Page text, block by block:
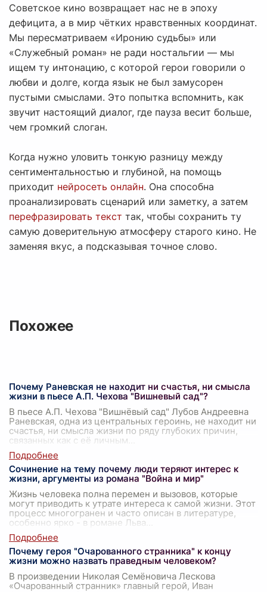
Советское кино возвращает нас не в эпоху
дефицита, а в мир чётких нравственных координат.
Мы пересматриваем «Иронию судьбы» или
«Служебный роман» не ради ностальгии — мы
ищем ту интонацию, с которой герои говорили о
любви и долге, когда язык не был замусорен
пустыми смыслами. Это попытка вспомнить, как
звучит настоящий диалог, где пауза весит больше,
чем громкий слоган.
Когда нужно уловить тонкую разницу между
сентиментальностью и глубиной, на помощь
приходит нейросеть онлайн. Она способна
проанализировать сценарий или заметку, а затем
перефразировать текст так, чтобы сохранить ту
самую доверительную атмосферу старого кино. Не
заменяя вкус, а подсказывая точное слово.
Похожее
Почему Раневская не находит ни счастья, ни смысла
жизни в пьесе А.П. Чехова "Вишневый сад"?
В пьесе А.П. Чехова "Вишнёвый сад" Лубов Андреевна
Раневская, одна из центральных героинь, не находит ни
счастья, ни смысла жизни по ряду глубоких причин,
связанных как с её личным
Сочинение на тему почему люди теряют интерес к
жизни, аргументы из романа "Война и мир"
Жизнь человека полна перемен и вызовов, которые
могут приводить к утрате интереса к самой жизни. Этот
процесс многогранен и часто описан в литературе,
особенно ярко - в романе Льва
Почему героя "Очарованного странника" к концу
жизни можно назвать праведным человеком?
В произведении Николая Семёновича Лескова
«Очарованный странник» главный герой, Иван